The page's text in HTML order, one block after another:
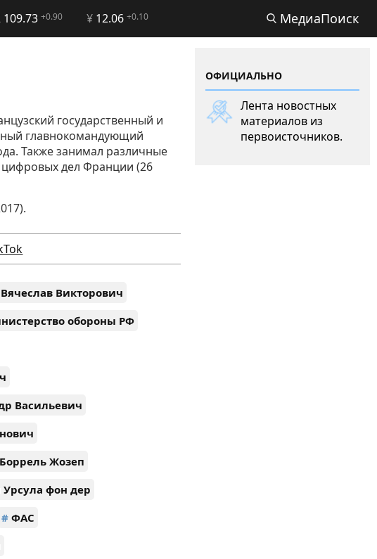
109.73 +0.90 ¥12.06 +0.10 МедиаПоиск
государственный и
главнокомандующий
Также занимал различные
дел Франции (26
Викторович
обороны РФ
Васильевич
Жозеп
фон дер
#ФАС
ОФИЦИАЛЬНО
Лента новостных
материалов из
первоисточников.